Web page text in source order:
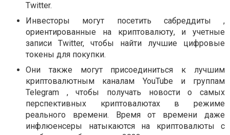
Twitter.
Инвесторы могут посетить сабреддиты ,
ориентированные на криптовалюту, и учетные
записи Twitter, чтобы найти лучшие цифровые
токены для покупки.
Они также могут присоединиться к лучшим
криптовалютным каналам YouTube и группам
Telegram , чтобы получать новости о самых
перспективных криптовалютах в режиме
реального времени. Время от времени даже
инфлюенсеры натыкаются на криптовалюты с